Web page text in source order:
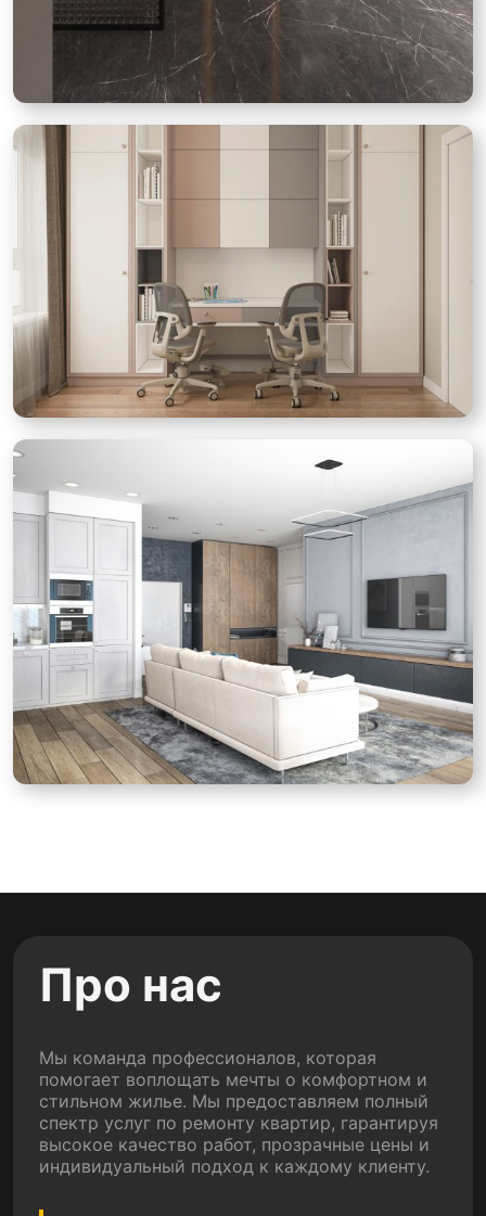
Про нас
Мы команда профессионалов, которая
помогает воплощать мечты о комфортном и
стильном жилье. Мы предоставляем полный
спектр услуг по ремонту квартир, гарантируя
высокое качество работ, прозрачные цены и
индивидуальный подход к каждому клиенту.